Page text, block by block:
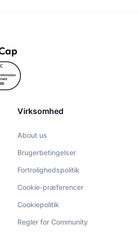
Virksomhed
About us
Brugerbetingelser
Fortrolighedspolitik
Cookie-præferencer
Cookiepolitik
Regler for Community